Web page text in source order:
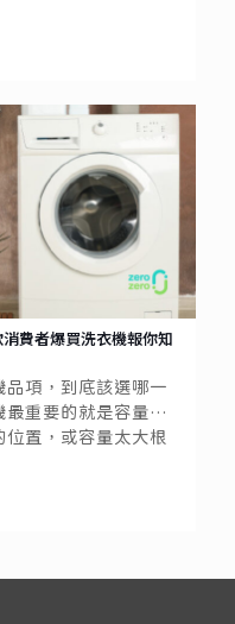
大家參考，分成洗
售後服務等共五大
消費者爆買洗衣機報你知
項，到底該選哪一
重要的就是容量跟
置，或容量太大根
從5個方向來做挑
懶人包」(連結)。